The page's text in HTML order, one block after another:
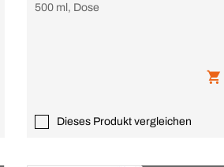
500 ml, Dose
Dieses Produkt vergleichen